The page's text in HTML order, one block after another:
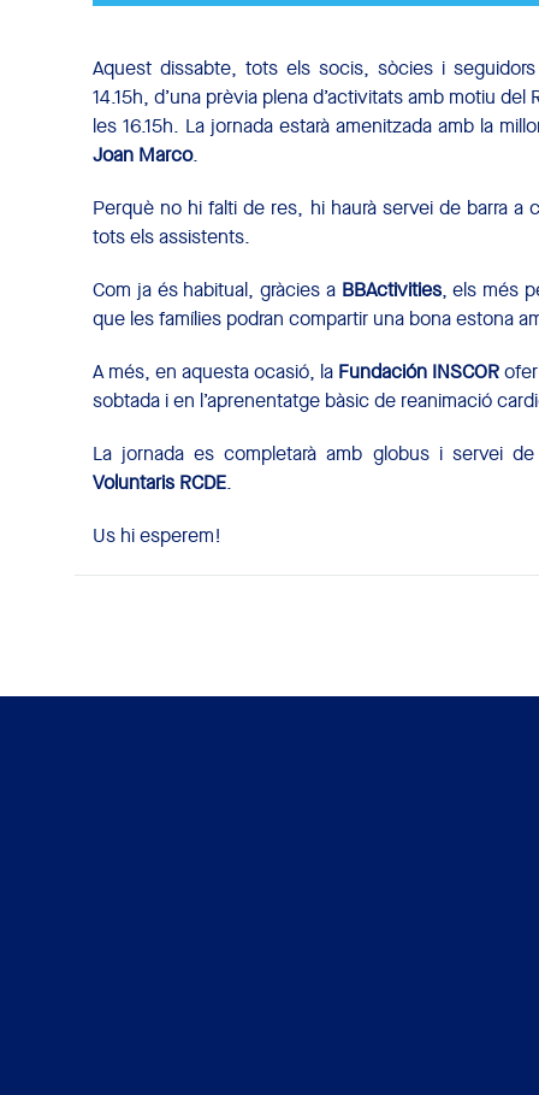
Aquest dissabte, tots els socis, sòcies i
14.15h, d’una prèvia plena d’activitats amb motiu
les 16.15h. La jornada estarà amenitzada amb la
Joan Marco.
Perquè no hi falti de res, hi haurà servei de barra a
tots els assistents.
Com ja és habitual, gràcies a BBActivities, els més
que les famílies podran compartir una bona estona
A més, en aquesta ocasió, la Fundación INSCOR
sobtada i en l’aprenentatge bàsic de reanimació
La jornada es completarà amb globus i servei
Voluntaris RCDE.
Us hi esperem!